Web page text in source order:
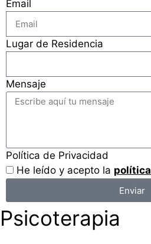
Email
Lugar de Residencia
Mensaje
Política de Privacidad
He leído y acepto la
Enviar
Psicoterapia